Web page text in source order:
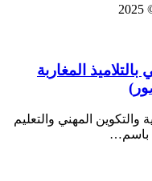
المغاربة
المهني والتعليم
باسم…